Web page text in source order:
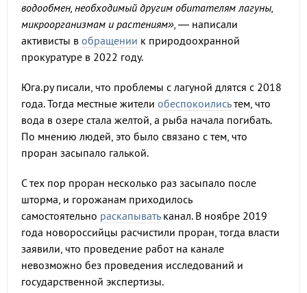
водообмен, необходимый другим обитателям лагуны,
микроорганизмам и растениям», — написали
активисты в обращении к природоохранной
прокуратуре в 2022 году.
Юга.ру писали, что проблемы с лагуной длятся с 2018
года. Тогда местные жители обеспокоилисьтем, что
вода в озере стала желтой, а рыба начала погибать.
По мнению людей, это было связано с тем, что
проран засыпало галькой.
С тех пор проран несколько раз засыпало после
шторма, и горожанам приходилось
самостоятельно раскапыватьканал. В ноябре 2019
года новороссийцы расчистили проран, тогда власти
заявили, что проведение работ на канале
невозможно без проведения исследований и
государственной экспертизы.